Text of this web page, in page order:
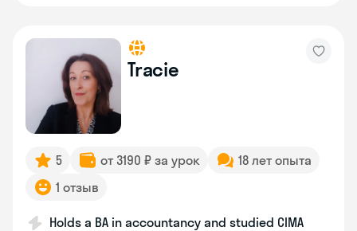
Tracie
5 от 3190 ₽ за урок
18 лет опыта
1 отзыв
Holds a BA in accountancy and studied CIMA